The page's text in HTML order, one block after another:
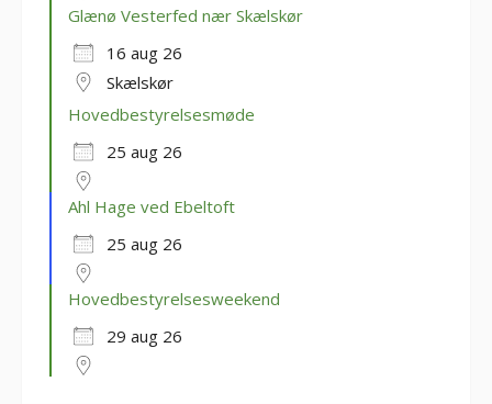
Glænø Vesterfed nær Skælskør
16 aug 26
Skælskør
Hovedbestyrelsesmøde
25 aug 26
Ahl Hage ved Ebeltoft
25 aug 26
Hovedbestyrelsesweekend
29 aug 26